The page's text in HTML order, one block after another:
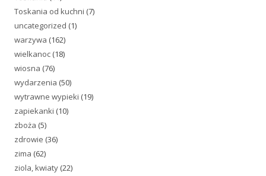
Toskania od kuchni (7)
uncategorized (1)
warzywa (162)
wielkanoc (18)
wiosna (76)
wydarzenia (50)
wytrawne wypieki (19)
zapiekanki (10)
zboża (5)
zdrowie (36)
zima (62)
ziola, kwiaty (22)